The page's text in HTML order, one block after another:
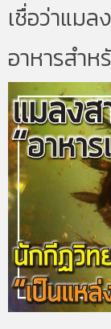
เชื่อว่าแม
อาหารสำ